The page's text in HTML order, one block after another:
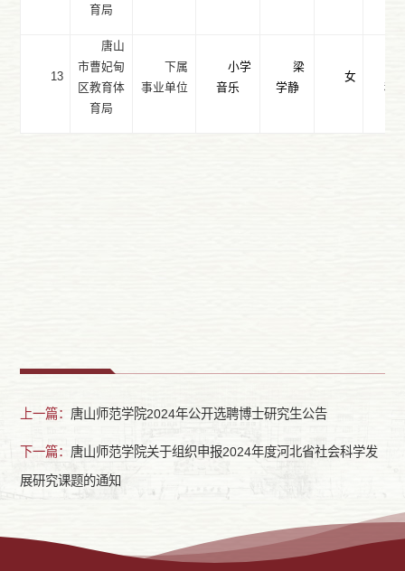
育局
13
唐山
市曹妃甸
区教育体
育局
下属
事业单位
小学
音乐
梁
学静
女
科
上一篇： 唐山师范学院2024年公开选聘博士研究生公告
下一篇： 唐山师范学院关于组织申报2024年度河北省社会科学发
展研究课题的通知